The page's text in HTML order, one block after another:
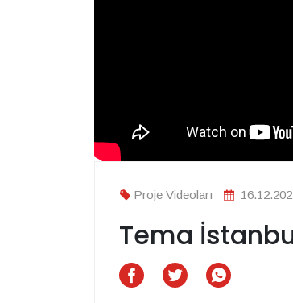
Proje Videoları
Tema